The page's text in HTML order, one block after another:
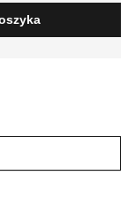
w procesie